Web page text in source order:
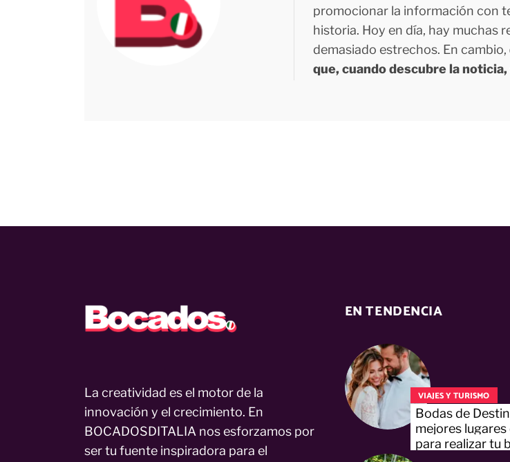
promocionar la información con
historia. Hoy en día, hay muchas
demasiado estrechos. En cambio,
que, cuando descubre la
La creatividad es el motor de la
innovación y el crecimiento. En
BOCADOSDITALIA nos esforzamos por
ser tu fuente inspiradora para el
EN TENDENCIA
VIAJES Y TURISMO
Bodas de
mejores
para realizar tu